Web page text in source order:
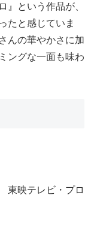
』という作品が、
たと感じていま
んの華やかさに加
ングな一面も味わ
東映テレビ・プロ